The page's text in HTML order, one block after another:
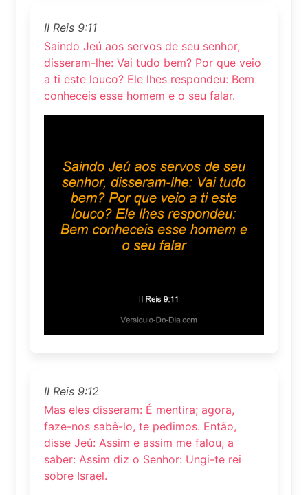
II Reis 9:11
Saindo Jeú aos servos de seu senhor,
disseram-lhe: Vai tudo bem? Por que veio
a ti este louco? Ele lhes respondeu: Bem
conheceis esse homem e o seu falar.
II Reis 9:12
Mas eles disseram: É mentira; agora,
faze-nos sabê-lo, te pedimos. Então,
disse Jeú: Assim e assim me falou, a
saber: Assim diz o Senhor: Ungi-te rei
sobre Israel.